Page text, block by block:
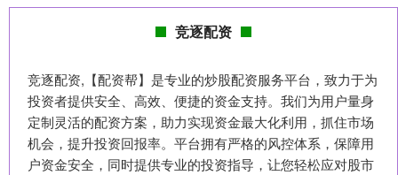
竞逐配资
竞逐配资,【配资帮】是专业的炒股配资服务平台，致力于为
投资者提供安全、高效、便捷的资金支持。我们为用户量身
定制灵活的配资方案，助力实现资金最大化利用，抓住市场
机会，提升投资回报率。平台拥有严格的风控体系，保障用
户资金安全，同时提供专业的投资指导，让您轻松应对股市